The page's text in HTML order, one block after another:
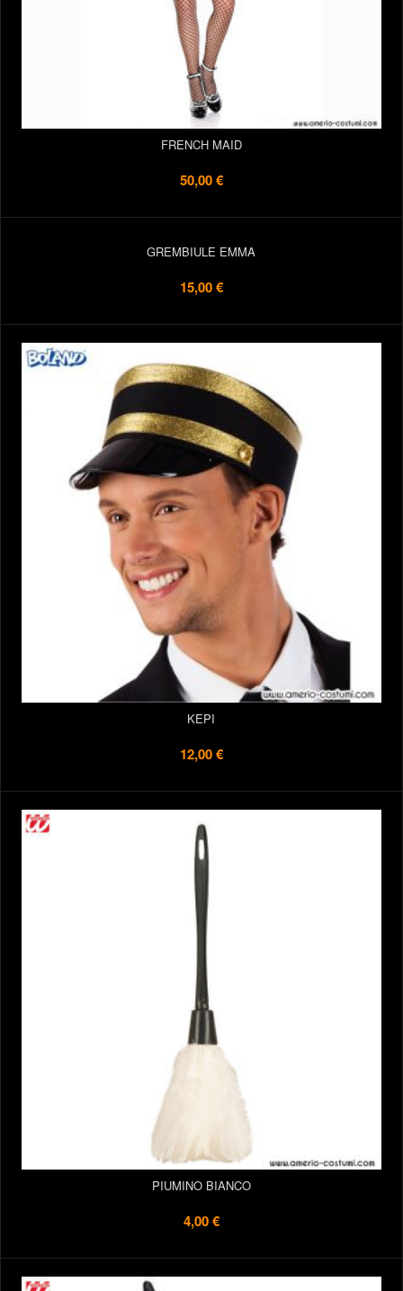
FRENCH MAID
50,00 €
GREMBIULE EMMA
15,00 €
KEPI
12,00 €
PIUMINO BIANCO
4,00 €